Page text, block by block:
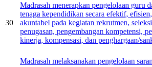
30
Madrasah menerapkan pengelolaan guru
tenaga kependidikan secara efektif,
akuntabel pada kegiatan rekrutmen,
penugasan, pengembangan kompetensi,
kinerja, kompensasi, dan penghargaan/
Madrasah melaksanakan pengelolaan